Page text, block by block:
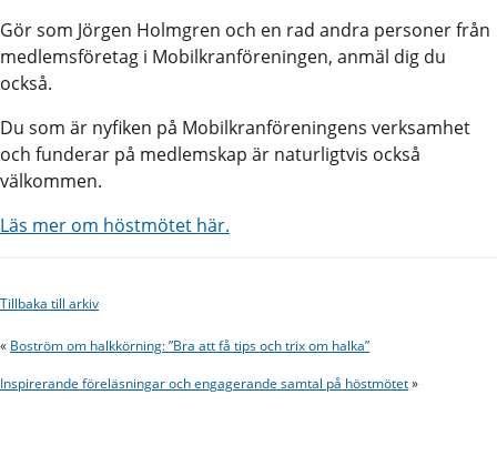
Gör som Jörgen Holmgren och en rad andra personer från
medlemsföretag i Mobilkranföreningen, anmäl dig du
också.
Du som är nyfiken på Mobilkranföreningens verksamhet
och funderar på medlemskap är naturligtvis också
välkommen.
Läs mer om höstmötet här.
Tillbaka till arkiv
« Boström om halkkörning: ”Bra att få tips och trix om halka”
Inspirerande föreläsningar och engagerande samtal på höstmötet»